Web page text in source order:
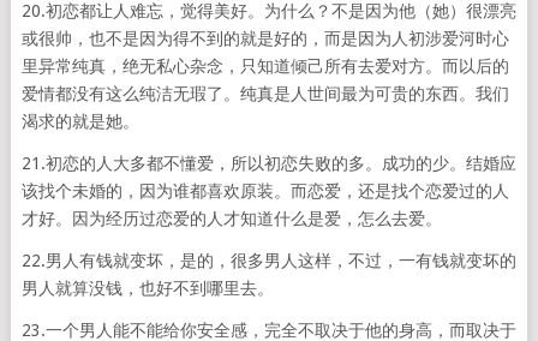
20.初恋都让人难忘，觉得美好。为什么？不是因为他（她）很漂亮
或很帅，也不是因为得不到的就是好的，而是因为人初涉爱河时心
里异常纯真，绝无私心杂念，只知道倾己所有去爱对方。而以后的
爱情都没有这么纯洁无瑕了。纯真是人世间最为可贵的东西。我们
渴求的就是她。
21.初恋的人大多都不懂爱，所以初恋失败的多。成功的少。结婚应
该找个未婚的，因为谁都喜欢原装。而恋爱，还是找个恋爱过的人
才好。因为经历过恋爱的人才知道什么是爱，怎么去爱。
22.男人有钱就变坏，是的，很多男人这样，不过，一有钱就变坏的
男人就算没钱，也好不到哪里去。
23.一个男人能不能给你安全感，完全不取决于他的身高，而取决于